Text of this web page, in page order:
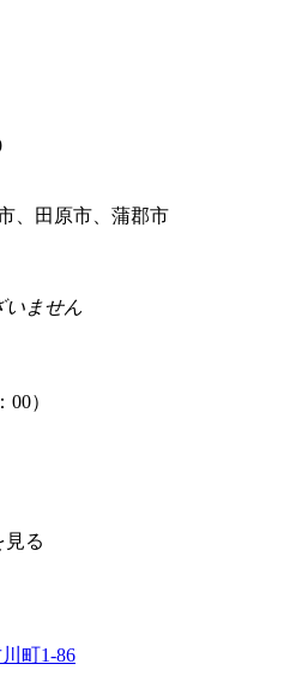
、田原市、蒲郡市
ません
）
見る
町1-86